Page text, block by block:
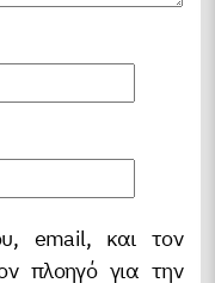
email, και τον
πλοηγό για την